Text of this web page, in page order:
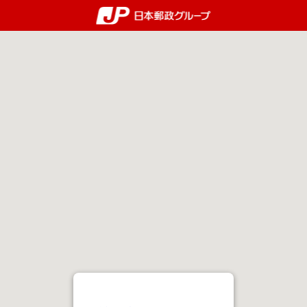
郵便局・日本郵政グループ